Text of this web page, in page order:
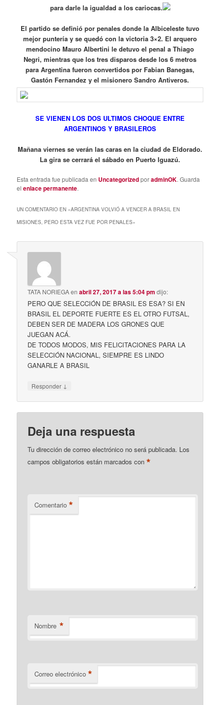
para darle la igualdad a los cariocas.
El partido se definió por penales donde la Albiceleste tuvo
mejor puntería y se quedó con la victoria 3×2. El arquero
mendocino Mauro Albertini le detuvo el penal a Thiago
Negri, mientras que los tres disparos desde los 6 metros
para Argentina fueron convertidos por Fabian Banegas,
Gastón Fernandez y el misionero Sandro Antiveros.
SE VIENEN LOS DOS ULTIMOS CHOQUE ENTRE
ARGENTINOS Y BRASILEROS
Mañana viernes se verán las caras en la ciudad de Eldorado.
La gira se cerrará el sábado en Puerto Iguazú.
Esta entrada fue publicada en UncategorizedporadminOK. Guarda
elenlace permanente.
UN COMENTARIO EN «ARGENTINA VOLVIÓ A VENCER A BRASIL EN
MISIONES, PERO ESTA VEZ FUE POR PENALES»
TATA NORIEGAenabril 27, 2017 a las 5:04 pm dijo:
PERO QUE SELECCIÓN DE BRASIL ES ESA? SI EN
BRASIL EL DEPORTE FUERTE ES EL OTRO FUTSAL,
DEBEN SER DE MADERA LOS GRONES QUE
JUEGAN ACÁ.
DE TODOS MODOS, MIS FELICITACIONES PARA LA
SELECCIÓN NACIONAL, SIEMPRE ES LINDO
GANARLE A BRASIL
Responder ↓
Deja una respuesta
Tu dirección de correo electrónico no será publicada. Los
campos obligatorios están marcados con*
Comentario *
Nombre *
Correo electrónico *